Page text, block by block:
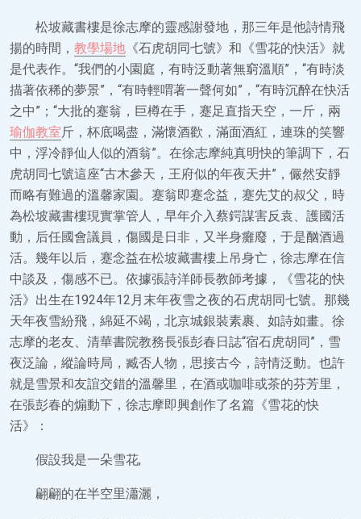
松坡藏書樓是徐志摩的靈感謝發地，那三年是他詩情飛
揚的時間， 教學場地 《石虎胡同七號》和《雪花的快活》就
是代表作。“我們的小園庭，有時泛動著無窮溫順”，“有時淡
描著依稀的夢景”，“有時輕喟著一聲何如”，“有時沉醉在快活
之中”；“大批的蹇翁，巨樽在手，蹇足直指天空，一斤，兩
瑜伽教室斤，杯底喝盡，滿懷酒歡，滿面酒紅，連珠的笑響
中，浮冷靜仙人似的酒翁”。在徐志摩純真明快的筆調下，石
虎胡同七號這座“古木參天，王府似的年夜天井”，儼然安靜
而略有難過的溫馨家園。蹇翁即蹇念益，蹇先艾的叔父，時
為松坡藏書樓現實掌管人，早年介入蔡鍔謀害反袁、護國活
動，后任國會議員，傷國是日非，又半身癱廢，于是酗酒過
活。幾年以后，蹇念益在松坡藏書樓上吊身亡，徐志摩在信
中談及，傷感不已。依據張詩洋師長教師考據，《雪花的快
活》出生在1924年12月末年夜雪之夜的石虎胡同七號。那幾
天年夜雪紛飛，綿延不竭，北京城銀裝素裹、如詩如畫。徐
志摩的老友、清華書院教務長張彭春日誌“宿石虎胡同”，雪
夜泛論，縱論時局，臧否人物，思接古今，詩情泛動。也許
就是雪景和友誼交錯的溫馨里，在酒或咖啡或茶的芬芳里，
在張彭春的煽動下，徐志摩即興創作了名篇《雪花的快
活》：
假設我是一朵雪花,
翩翩的在半空里瀟灑，